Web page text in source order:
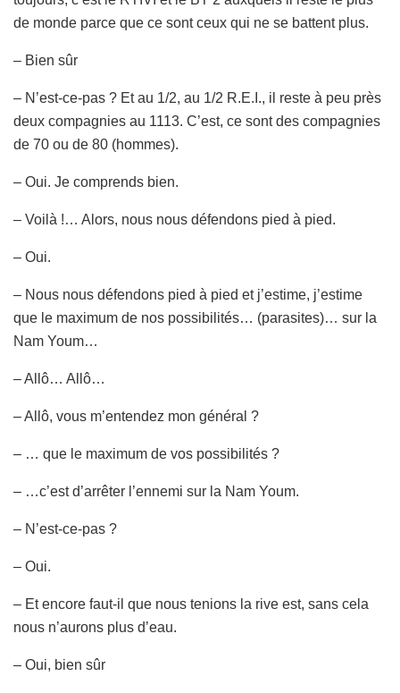
de monde parce que ce sont ceux qui ne se battent plus.
– Bien sûr
– N’est-ce-pas ? Et au 1/2, au 1/2 R.E.I., il reste à peu près
deux compagnies au 1113. C’est, ce sont des compagnies
de 70 ou de 80 (hommes).
– Oui. Je comprends bien.
– Voilà !… Alors, nous nous défendons pied à pied.
– Oui.
– Nous nous défendons pied à pied et j’estime, j’estime
que le maximum de nos possibilités… (parasites)… sur la
Nam Youm…
– Allô… Allô…
– Allô, vous m’entendez mon général ?
– … que le maximum de vos possibilités ?
– …c’est d’arrêter l’ennemi sur la Nam Youm.
– N’est-ce-pas ?
– Oui.
– Et encore faut-il que nous tenions la rive est, sans cela
nous n’aurons plus d’eau.
– Oui, bien sûr